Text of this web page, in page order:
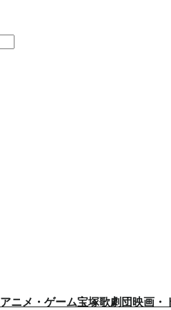
アニメ・ゲーム宝塚歌劇団映画・